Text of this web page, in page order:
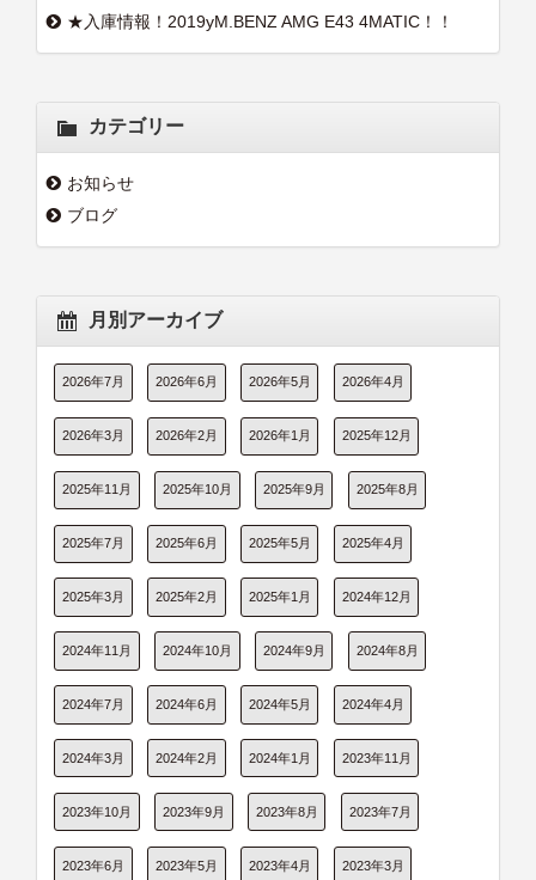
★入庫情報！2019yM.BENZ AMG E43 4MATIC！！
カテゴリー
お知らせ
ブログ
月別アーカイブ
2026年7月 2026年6月 2026年5月 2026年4月
2026年3月 2026年2月 2026年1月 2025年12月
2025年11月 2025年10月 2025年9月 2025年8月
2025年7月 2025年6月 2025年5月 2025年4月
2025年3月 2025年2月 2025年1月 2024年12月
2024年11月 2024年10月 2024年9月 2024年8月
2024年7月 2024年6月 2024年5月 2024年4月
2024年3月 2024年2月 2024年1月 2023年11月
2023年10月 2023年9月 2023年8月 2023年7月
2023年6月 2023年5月 2023年4月 2023年3月